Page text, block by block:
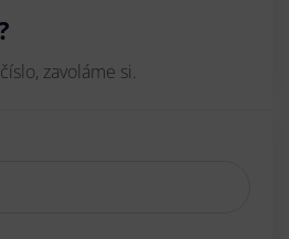
zavoláme si.